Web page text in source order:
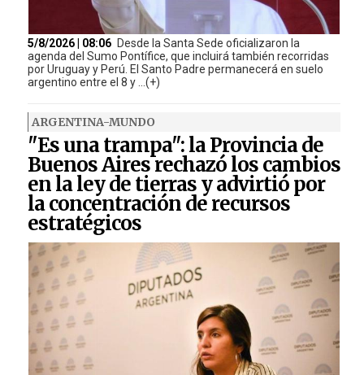
5/8/2026 | 08:06 Desde la Santa Sede oficializaron la
agenda del Sumo Pontífice, que incluirá también recorridas
por Uruguay y Perú. El Santo Padre permanecerá en suelo
argentino entre el 8 y ...(+)
ARGENTINA-MUNDO
"Es una trampa": la Provincia de
Buenos Aires rechazó los cambios
en la ley de tierras y advirtió por
la concentración de recursos
estratégicos